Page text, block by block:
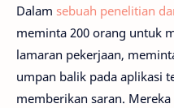
Dalam sebuah penelitian
meminta 200 orang untuk
lamaran pekerjaan,
umpan balik pada aplikasi
memberikan saran.